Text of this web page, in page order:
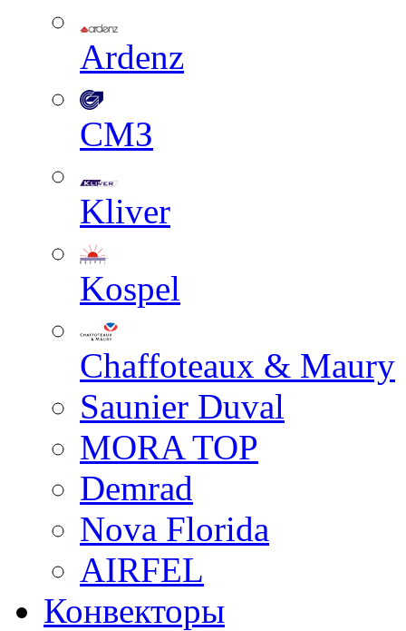
Ardenz
СМЗ
Kliver
Kospel
Chaffoteaux & Maury
Saunier Duval
MORA TOP
Demrad
Nova Florida
AIRFEL
Конвекторы